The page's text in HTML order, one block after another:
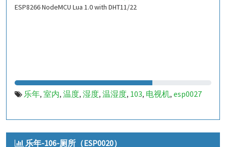
ESP8266 NodeMCU Lua 1.0 with DHT11/22
乐年, 室内, 温度, 湿度, 温湿度, 103, 电视机, esp0027
乐年-106-厕所（ESP0020）